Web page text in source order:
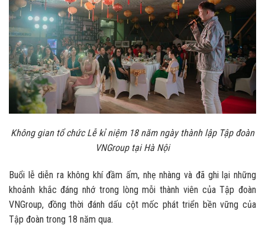
Không gian tổ chức Lễ kỉ niệm 18 năm ngày thành lập Tập đoàn
VNGroup tại Hà Nội
Buổi lễ diễn ra không khí đầm ấm, nhẹ nhàng và đã ghi lại những
khoảnh khắc đáng nhớ trong lòng mỗi thành viên của Tập đoàn
VNGroup, đồng thời đánh dấu cột mốc phát triển bền vững của
Tập đoàn trong 18 năm qua.